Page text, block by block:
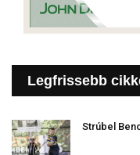
Legfrissebb
Strúbel